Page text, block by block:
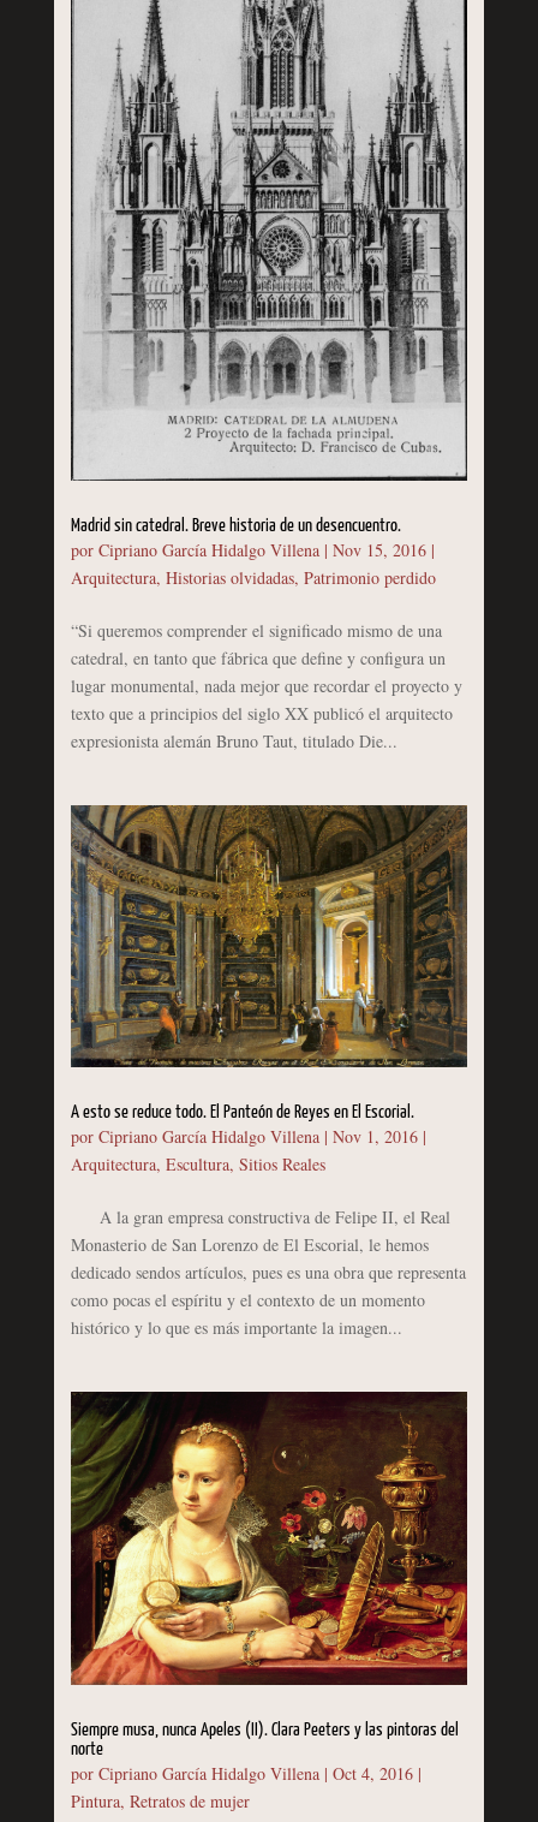
Madrid sin catedral. Breve historia de un desencuentro.
por Cipriano García Hidalgo Villena| Nov 15, 2016|
Arquitectura, Historias olvidadas, Patrimonio perdido
“Si queremos comprender el significado mismo de una
catedral, en tanto que fábrica que define y configura un
lugar monumental, nada mejor que recordar el proyecto y
texto que a principios del siglo XX publicó el arquitecto
expresionista alemán Bruno Taut, titulado Die...
A esto se reduce todo. El Panteón de Reyes en El Escorial.
por Cipriano García Hidalgo Villena| Nov 1, 2016|
Arquitectura, Escultura, Sitios Reales
A la gran empresa constructiva de Felipe II, el Real
Monasterio de San Lorenzo de El Escorial, le hemos
dedicado sendos artículos, pues es una obra que representa
como pocas el espíritu y el contexto de un momento
histórico y lo que es más importante la imagen...
Siempre musa, nunca Apeles (II). Clara Peeters y las pintoras del
norte
por Cipriano García Hidalgo Villena| Oct 4, 2016|
Pintura, Retratos de mujer